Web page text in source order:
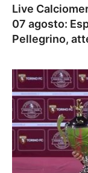
Live
07 agosto:
Pellegrino,